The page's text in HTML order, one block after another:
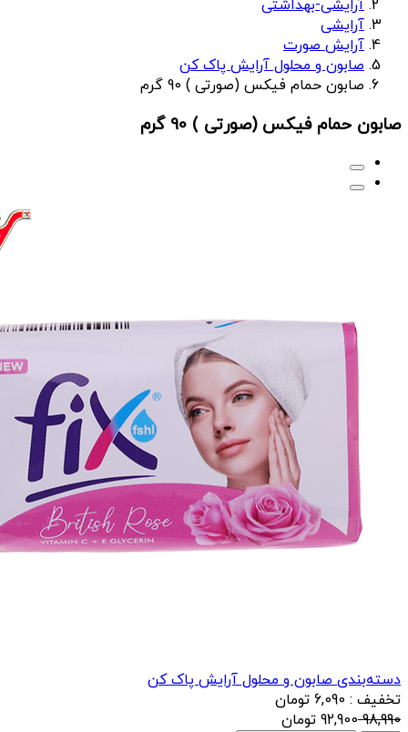
آرایشی-بهداشتی
آرایشی
آرایش صورت
صابون و محلول آرایش پاک کن
صابون حمام فیکس (صورتی ) 90 گرم
صابون حمام فیکس (صورتی ) 90 گرم
دسته‌بندی صابون و محلول آرایش پاک کن
تخفیف : 6,090 تومان
98,990
92,900 تومان